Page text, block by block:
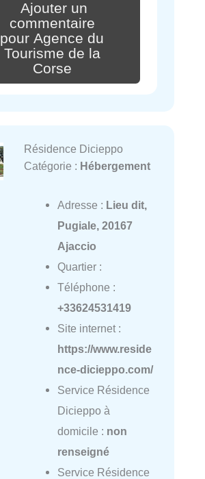
Ajouter un
commentaire
pour Agence du
Tourisme de la
Corse
Résidence Dicieppo
Catégorie : Hébergement
Adresse : Lieu dit,
Pugiale, 20167
Ajaccio
Quartier :
Téléphone :
+33624531419
Site internet :
https://www.reside
nce-dicieppo.com/
Service Résidence
Dicieppo à
domicile : non
renseigné
Service Résidence